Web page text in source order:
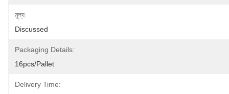
মূল্য:
Discussed
Packaging Details:
16pcs/pallet
Delivery Time: